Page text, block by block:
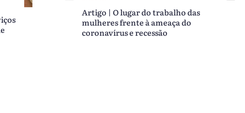
Artigo | O lugar do trabalho das
mulheres frente à ameaça do
coronavírus e recessão